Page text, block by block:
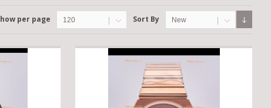
Sort By New
per page 120